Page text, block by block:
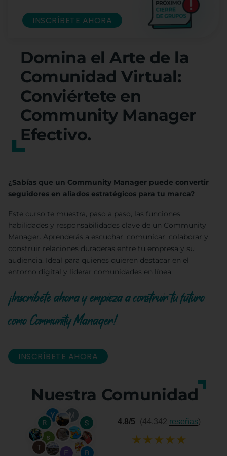
Domina el Arte de la
Comunidad Virtual:
Conviértete en
Community Manager
Efectivo.
¿Sabías que un Community Manager puede convertir
seguidores en aliados estratégicos para tu marca?
Este curso te muestra, paso a paso, las funciones,
habilidades y responsabilidades clave de un Community
Manager. Aprenderás a escuchar, comunicar, colaborar y
construir relaciones duraderas entre tu empresa y su
audiencia. Ideal para quienes quieren destacar en el
entorno digital y liderar comunidades en línea.
¡Inscríbete ahora y empieza a construir tu futuro
como Community Manager!
INSCRÍBETE AHORA
Nuestra Comunidad
4.8/5 (44,342 reseñas)
★★★★★
INSCRÍBETE AHORA